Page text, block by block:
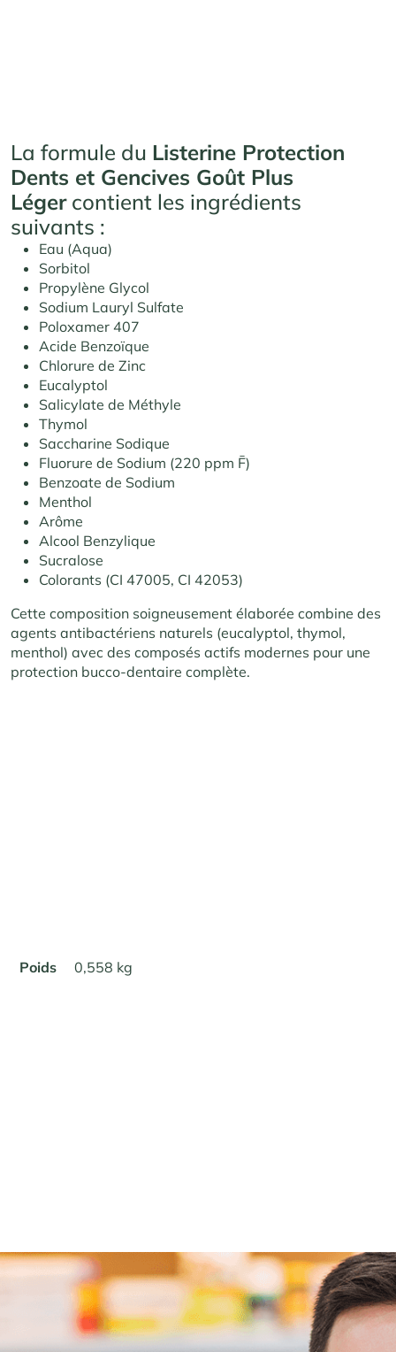
La formule du Listerine Protection
Dents et Gencives Goût Plus
Légercontient les ingrédients
suivants :
Eau (Aqua)
Sorbitol
Propylène Glycol
Sodium Lauryl Sulfate
Poloxamer 407
Acide Benzoïque
Chlorure de Zinc
Eucalyptol
Salicylate de Méthyle
Thymol
Saccharine Sodique
Fluorure de Sodium (220 ppm F̄)
Benzoate de Sodium
Menthol
Arôme
Alcool Benzylique
Sucralose
Colorants (CI 47005, CI 42053)
Cette composition soigneusement élaborée combine des
agents antibactériens naturels (eucalyptol, thymol,
menthol) avec des composés actifs modernes pour une
protection bucco-dentaire complète.
Poids 0,558 kg